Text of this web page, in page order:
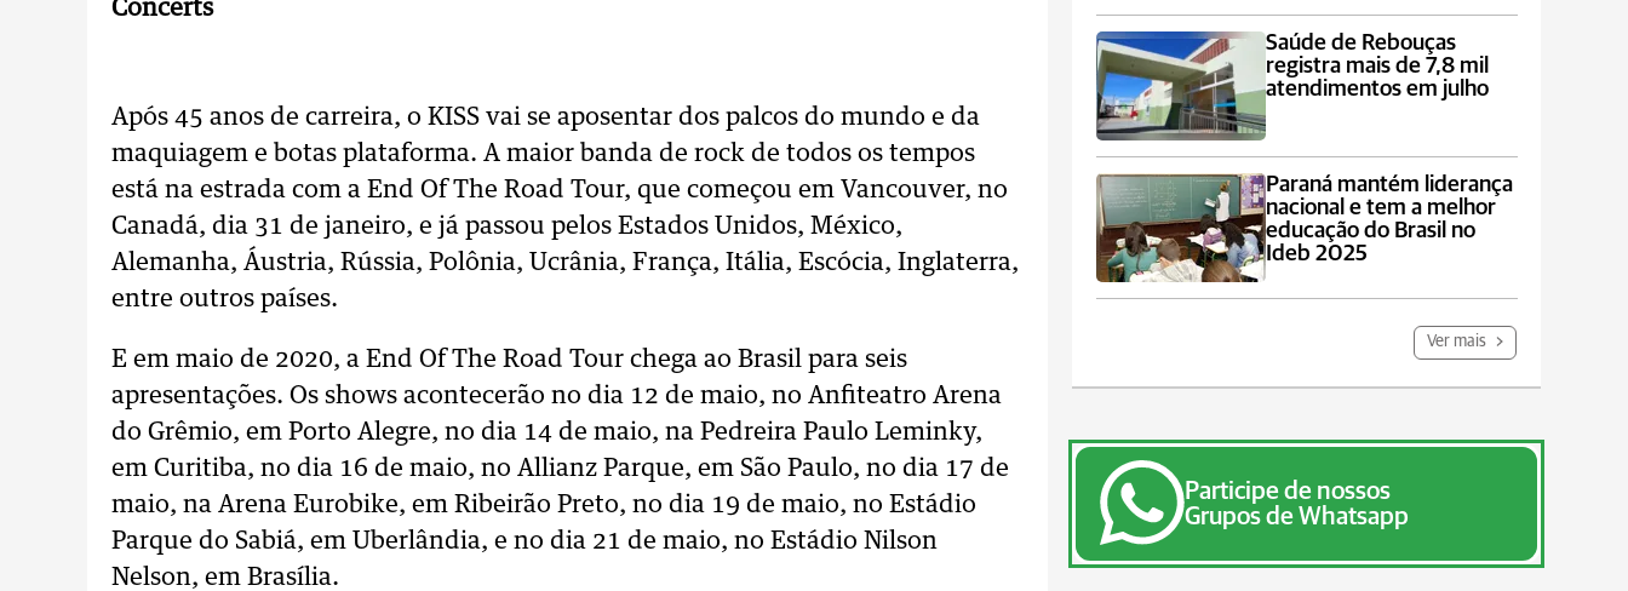
Concerts
Após 45 anos de carreira, o KISS vai se aposentar dos palcos do mundo e da
maquiagem e botas plataforma. A maior banda de rock de todos os tempos
está na estrada com a End Of The Road Tour, que começou em Vancouver, no
Canadá, dia 31 de janeiro, e já passou pelos Estados Unidos, México,
Alemanha, Áustria, Rússia, Polônia, Ucrânia, França, Itália, Escócia, Inglaterra,
entre outros países.
E em maio de 2020, a End Of The Road Tour chega ao Brasil para seis
apresentações. Os shows acontecerão no dia 12 de maio, no Anfiteatro Arena
do Grêmio, em Porto Alegre, no dia 14 de maio, na Pedreira Paulo Leminky,
em Curitiba, no dia 16 de maio, no Allianz Parque, em São Paulo, no dia 17 de
maio, na Arena Eurobike, em Ribeirão Preto, no dia 19 de maio, no Estádio
Parque do Sabiá, em Uberlândia, e no dia 21 de maio, no Estádio Nilson
Nelson, em Brasília.
Saúde de Rebouças
registra mais de 7,8 mil
atendimentos em julho
Paraná mantém liderança
nacional e tem a melhor
educação do Brasil no
Ideb 2025
Ver mais
Participe de nossos
Grupos de Whatsapp